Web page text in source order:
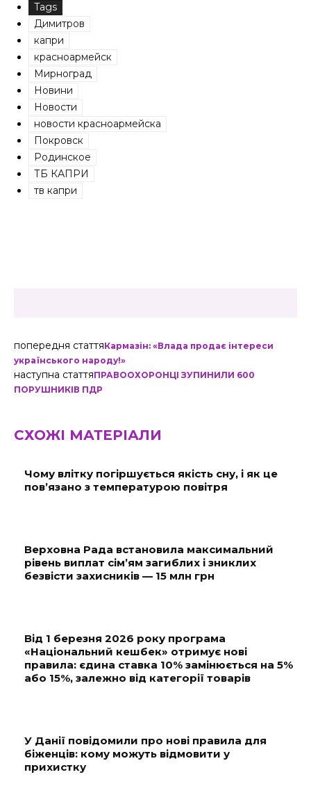
Tags
Димитров
капри
красноармейск
Мирноград
Новини
Новости
новости красноармейска
Покровск
Родинское
ТБ КАПРИ
тв капри
попередня статтяКармазін: «Влада продає інтереси
українського народу!»
наступна статтяПРАВООХОРОНЦІ ЗУПИНИЛИ 600
ПОРУШНИКІВ ПДР
СХОЖІ МАТЕРІАЛИ
Чому влітку погіршується якість сну, і як це
пов’язано з температурою повітря
Верховна Рада встановила максимальний
рівень виплат сім’ям загиблих і зниклих
безвісти захисників — 15 млн грн
Від 1 березня 2026 року програма
«Національний кешбек» отримує нові
правила: єдина ставка 10% замінюється на 5%
або 15%, залежно від категорії товарів
У Данії повідомили про нові правила для
біженців: кому можуть відмовити у
прихистку